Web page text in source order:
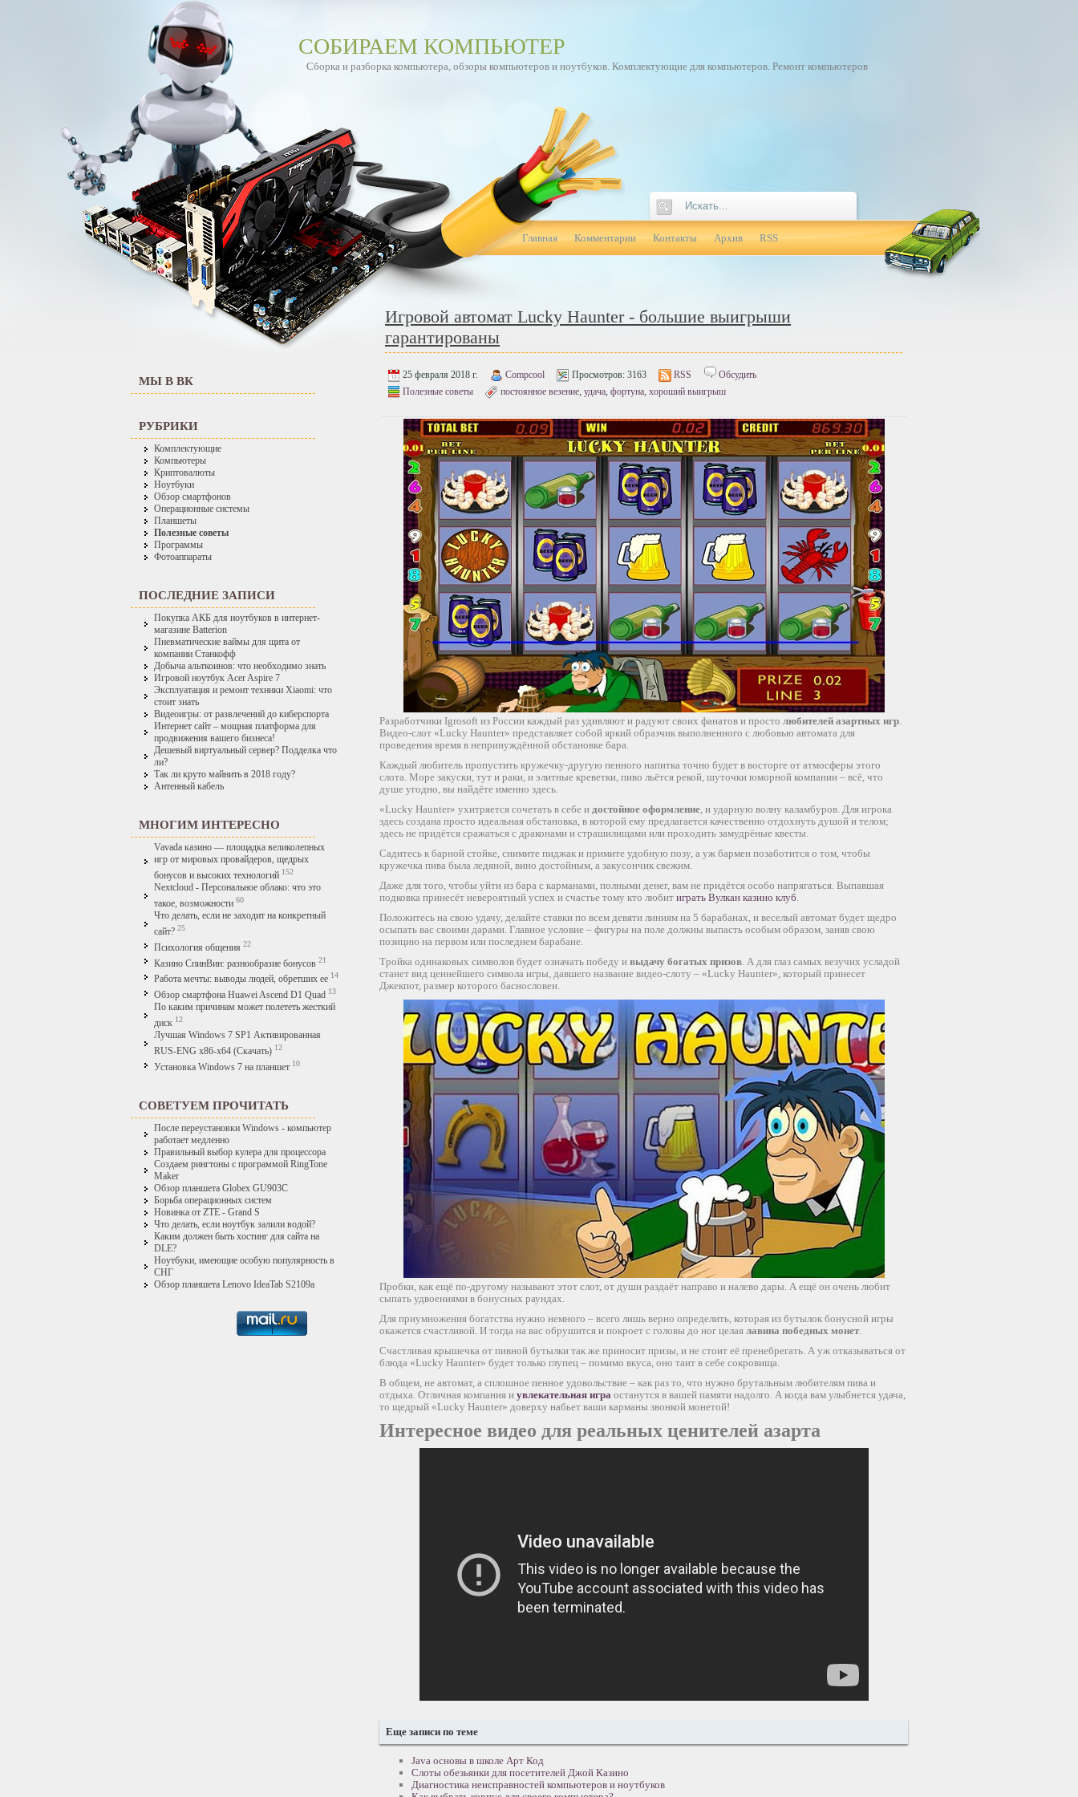
СОБИРАЕМ КОМПЬЮТЕР
Сборка и разборка компьютера, обзоры компьютеров и ноутбуков. Комплектующие для компьютеров. Ремонт компьютеров
Главная Комментарии Контакты Архив RSS
МЫ В ВК
РУБРИКИ
Комплектующие
Компьютеры
Криптовалюты
Ноутбуки
Обзор смартфонов
Операционные системы
Планшеты
Полезные советы
Программы
Фотоаппараты
ПОСЛЕДНИЕ ЗАПИСИ
Покупка АКБ для ноутбуков в интернет-
магазине Batterion
Пневматические ваймы для щита от
компании Станкофф
Добыча альткоинов: что необходимо знать
Игровой ноутбук Acer Aspire 7
Эксплуатация и ремонт техники Xiaomi: что
стоит знать
Видеоигры: от развлечений до киберспорта
Интернет сайт – мощная платформа для
продвижения вашего бизнеса!
Дешевый виртуальный сервер? Подделка что
ли?
Так ли круто майнить в 2018 году?
Антенный кабель
МНОГИМ ИНТЕРЕСНО
Vavada казино — площадка великолепных
игр от мировых провайдеров, щедрых
бонусов и высоких технологий 152
Nextcloud - Персональное облако: что это
такое, возможности 60
Что делать, если не заходит на конкретный
сайт? 25
Психология общения 22
Казино СпинВин: разнообразие бонусов 21
Работа мечты: выводы людей, обретших ее 14
Обзор смартфона Huawei Ascend D1 Quad 13
По каким причинам может полететь жесткий
диск 12
Лучшая Windows 7 SP1 Активированная
RUS-ENG x86-x64 (Скачать) 12
Установка Windows 7 на планшет 10
СОВЕТУЕМ ПРОЧИТАТЬ
После переустановки Windows - компьютер
работает медленно
Правильный выбор кулера для процессора
Создаем рингтоны с программой RingTone
Maker
Обзор планшета Globex GU903C
Борьба операционных систем
Новинка от ZTE - Grand S
Что делать, если ноутбук залили водой?
Каким должен быть хостинг для сайта на
DLE?
Ноутбуки, имеющие особую популярность в
СНГ
Обзор планшета Lenovo IdeaTab S2109a
Игровой автомат Lucky Haunter - большие выигрыши
гарантированы
25 февраля 2018 г. Compcool Просмотров: 3163 RSS
Обсудить
Полезные советы
постоянное везение, удача, фортуна, хороший выигрыш
Разработчики Igrosoft из России каждый раз удивляют и радуют своих фанатов и просто любителей азартных игр.
Видео-слот «Lucky Haunter» представляет собой яркий образчик выполненного с любовью автомата для
проведения время в непринуждённой обстановке бара.
Каждый любитель пропустить кружечку-другую пенного напитка точно будет в восторге от атмосферы этого
слота. Море закуски, тут и раки, и элитные креветки, пиво льётся рекой, шуточки юморной компании – всё, что
душе угодно, вы найдёте именно здесь.
«Lucky Haunter» ухитряется сочетать в себе и достойное оформление, и ударную волну каламбуров. Для игрока
здесь создана просто идеальная обстановка, в которой ему предлагается качественно отдохнуть душой и телом;
здесь не придётся сражаться с драконами и страшилищами или проходить замудрёные квесты.
Садитесь к барной стойке, снимите пиджак и примите удобную позу, а уж бармен позаботится о том, чтобы
кружечка пива была ледяной, вино достойным, а закусончик свежим.
Даже для того, чтобы уйти из бара с карманами, полными денег, вам не придётся особо напрягаться. Выпавшая
подковка принесёт невероятный успех и счастье тому кто любит играть Вулкан казино клуб.
Положитесь на свою удачу, делайте ставки по всем девяти линиям на 5 барабанах, и веселый автомат будет щедро
осыпать вас своими дарами. Главное условие – фигуры на поле должны выпасть особым образом, заняв свою
позицию на первом или последнем барабане.
Тройка одинаковых символов будет означать победу и выдачу богатых призов. А для глаз самых везучих усладой
станет вид ценнейшего символа игры, давшего название видео-слоту – «Lucky Haunter», который принесет
Джекпот, размер которого баснословен.
Пробки, как ещё по-другому называют этот слот, от души раздаёт направо и налево дары. А ещё он очень любит
сыпать удвоениями в бонусных раундах.
Для приумножения богатства нужно немного – всего лишь верно определить, которая из бутылок бонусной игры
окажется счастливой. И тогда на вас обрушится и покроет с головы до ног целая лавина победных монет.
Счастливая крышечка от пивной бутылки так же приносит призы, и не стоит её пренебрегать. А уж отказываться от
блюда «Lucky Haunter» будет только глупец – помимо вкуса, оно таит в себе сокровища.
В общем, не автомат, а сплошное пенное удовольствие – как раз то, что нужно брутальным любителям пива и
отдыха. Отличная компания и увлекательная игра останутся в вашей памяти надолго. А когда вам улыбнется удача,
то щедрый «Lucky Haunter» доверху набьет ваши карманы звонкой монетой!
Интересное видео для реальных ценителей азарта
Еще записи по теме
Java основы в школе Арт Код
Слоты обезьянки для посетителей Джой Казино
Диагностика неисправностей компьютеров и ноутбуков